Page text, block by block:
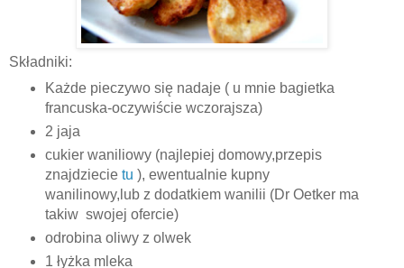
Składniki:
Każde pieczywo się nadaje ( u mnie bagietka
francuska-oczywiście wczorajsza)
2 jaja
cukier waniliowy (najlepiej domowy,przepis
znajdziecie tu ), ewentualnie kupny
wanilinowy,lub z dodatkiem wanilii (Dr Oetker ma
takiw swojej ofercie)
odrobina oliwy z olwek
1 łyżka mleka